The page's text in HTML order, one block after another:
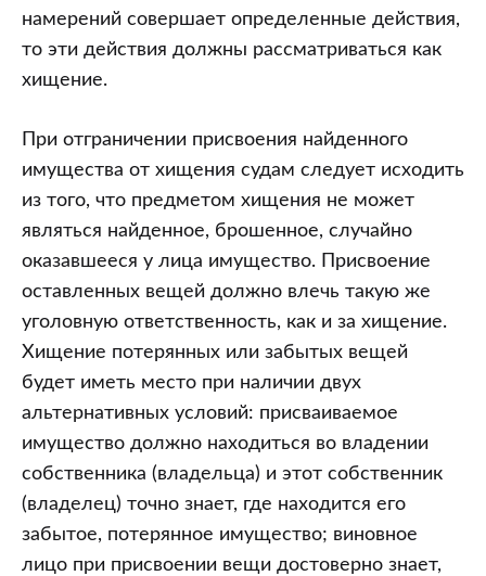
намерений совершает определенные действия,
то эти действия должны рассматриваться как
хищение.
При отграничении присвоения найденного
имущества от хищения судам следует исходить
из того, что предметом хищения не может
являться найденное, брошенное, случайно
оказавшееся у лица имущество. Присвоение
оставленных вещей должно влечь такую же
уголовную ответственность, как и за хищение.
Хищение потерянных или забытых вещей
будет иметь место при наличии двух
альтернативных условий: присваиваемое
имущество должно находиться во владении
собственника (владельца) и этот собственник
(владелец) точно знает, где находится его
забытое, потерянное имущество; виновное
лицо при присвоении вещи достоверно знает,